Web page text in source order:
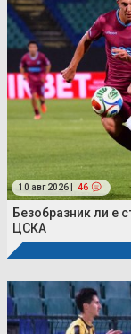
10 авг 2026 | 46
Безобразник ли е
ЦСКА